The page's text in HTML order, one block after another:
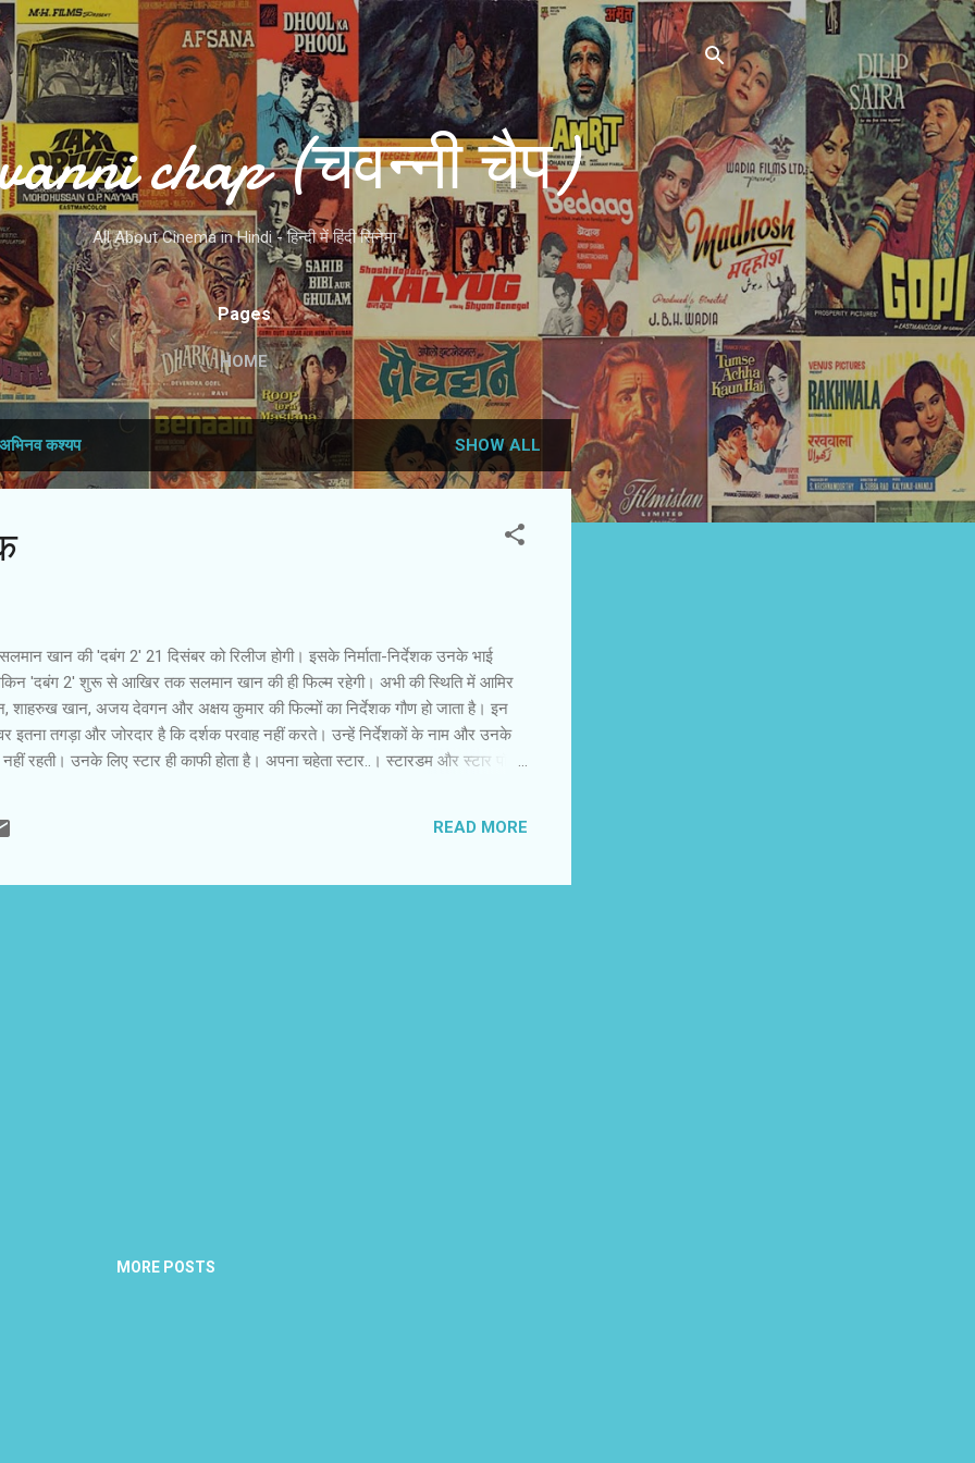
Skip to main content
chap (चवन्नी चैप)
All About Cinema in Hindi - हिन्दी में हिंदी सिनेमा
Pages
HOME
अभिनव कश्‍यप SHOW ALL
खान की 'दबंग 2' 21 दिसंबर को रिलीज होगी। इसके निर्माता-निर्देशक उनके भाई
'दबंग 2' शुरू से आखिर तक सलमान खान की ही फिल्म रहेगी। अभी की स्थिति में आमिर
शाहरुख खान, अजय देवगन और अक्षय कुमार की फिल्मों का निर्देशक गौण हो जाता है। इन
इतना तगड़ा और जोरदार है कि दर्शक परवाह नहीं करते। उन्हें निर्देशकों के नाम और उनके
रहती। उनके लिए स्टार ही काफी होता है। अपना चहेता स्टार..। स्टारडम और स्टार पॉवर
में यह दांव कुछ बड़ा और जोखिमपूर्ण हो गया है। 'दबंग' के लगभग दो साल बाद आ रही 'दबंग
READ MORE
MORE POSTS